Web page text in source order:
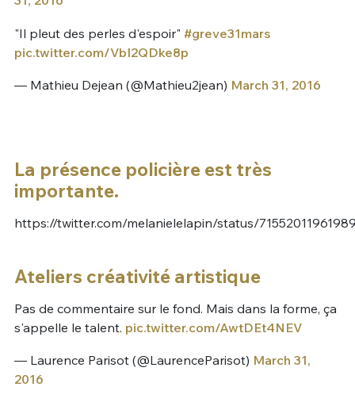
"Il pleut des perles d'espoir" #greve31mars
pic.twitter.com/VbI2QDke8p
— Mathieu Dejean (@Mathieu2jean) March 31, 2016
La présence policière est très
importante.
https://twitter.com/melanielelapin/status/
Ateliers créativité artistique
Pas de commentaire sur le fond. Mais dans la forme, ça
s'appelle le talent. pic.twitter.com/AwtDEt4NEV
— Laurence Parisot (@LaurenceParisot) March 31,
2016